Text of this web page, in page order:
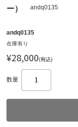
ー）
andq0135
andq0135
在庫有り
¥28,000(税込)
数量